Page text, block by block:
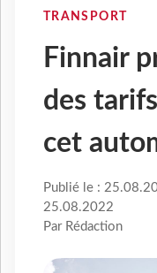
TRANSPORT
Finnair
des
cet
Publié le :
25.08.2022
Par Rédaction